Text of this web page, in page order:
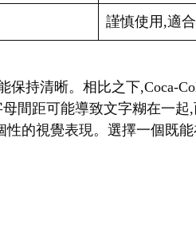
謹慎使用,適
保持清晰。相比之下,Coca-
間距可能導致文字糊在一
的視覺表現。選擇一個既